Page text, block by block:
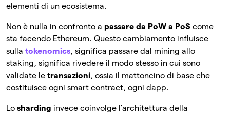
elementi di un ecosistema.
Non è nulla in confronto a passare da PoW a PoS come
sta facendo Ethereum. Questo cambiamento influisce
sulla tokenomics, significa passare dal mining allo
staking, significa rivedere il modo stesso in cui sono
validate le transazioni, ossia il mattoncino di base che
costituisce ogni smart contract, ogni dapp.
Lo sharding invece coinvolge l’architettura della